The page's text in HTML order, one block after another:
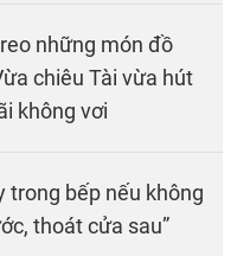
những món đồ
chiêu Tài vừa hút
không vơi
trong bếp nếu không
thoát cửa sau”